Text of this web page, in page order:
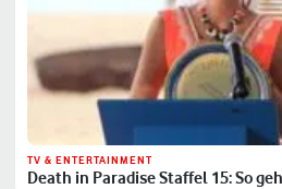
TV & ENTERTAINMENT
Death in Paradise Staffel 15: So